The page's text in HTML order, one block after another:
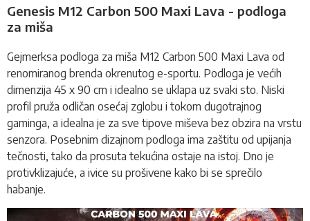
Genesis M12 Carbon 500 Maxi Lava - podloga
za miša
Gejmerksa podloga za miša M12 Carbon 500 Maxi Lava od
renomiranog brenda okrenutog e-sportu. Podloga je većih
dimenzija 45 x 90 cm i idealno se uklapa uz svaki sto. Niski
profil pruža odličan osećaj zglobu i tokom dugotrajnog
gaminga, a idealna je za sve tipove miševa bez obzira na vrstu
senzora. Posebnim dizajnom podloga ima zaštitu od upijanja
tečnosti, tako da prosuta tekućina ostaje na istoj. Dno je
protivklizajuće, a ivice su prošivene kako bi se sprečilo
habanje.